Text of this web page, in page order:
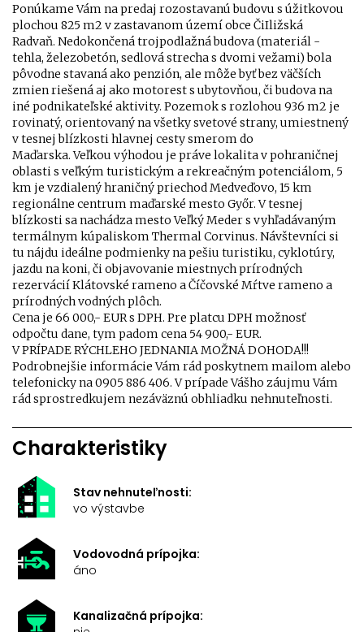
Ponúkame Vám na predaj rozostavanú budovu s úžitkovou
plochou 825 m2 v zastavanom území obce ČiIližská
Radvaň. Nedokončená trojpodlažná budova (materiál -
tehla, železobetón, sedlová strecha s dvomi vežami) bola
pôvodne stavaná ako penzión, ale môže byť bez väčších
zmien riešená aj ako motorest s ubytovňou, či budova na
iné podnikateľské aktivity. Pozemok s rozlohou 936 m2 je
rovinatý, orientovaný na všetky svetové strany, umiestnený
v tesnej blízkosti hlavnej cesty smerom do
Maďarska. Veľkou výhodou je práve lokalita v pohraničnej
oblasti s veľkým turistickým a rekreačným potenciálom, 5
km je vzdialený hraničný priechod Medveďovo, 15 km
regionálne centrum maďarské mesto Győr. V tesnej
blízkosti sa nachádza mesto Veľký Meder s vyhľadávaným
termálnym kúpaliskom Thermal Corvinus. Návštevníci si
tu nájdu ideálne podmienky na pešiu turistiku, cyklotúry,
jazdu na koni, či objavovanie miestnych prírodných
rezervácií Klátovské rameno a Číčovské Mŕtve rameno a
prírodných vodných plôch.
Cena je 66 000,- EUR s DPH. Pre platcu DPH možnosť
odpočtu dane, tym padom cena 54 900,- EUR.
V PRÍPADE RÝCHLEHO JEDNANIA MOŽNÁ DOHODA!!!
Podrobnejšie informácie Vám rád poskytnem mailom alebo
telefonicky na 0905 886 406. V prípade Vášho záujmu Vám
rád sprostredkujem nezáväznú obhliadku nehnuteľnosti.
Charakteristiky
Stav nehnuteľnosti:
vo výstavbe
Vodovodná prípojka:
áno
Kanalizačná prípojka: